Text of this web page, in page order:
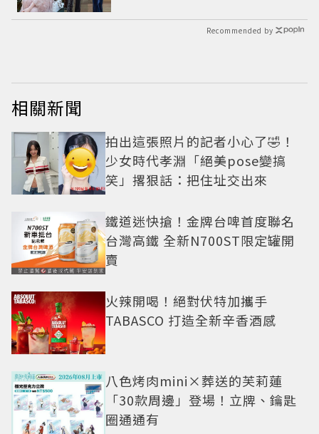
Recommended by
相關新聞
拍出這張照片的記者小心了🤣！
少女時代孝淵「絕美pose變搞
笑」撂狠話：把住址交出來
鐵道迷快搶！金牌台啤首度聯名
台灣高鐵 全新N700ST限定罐開
賣
火辣開喝！絕對伏特加攜手
TABASCO 打造全新辛香酒感
八色烤肉mini×葬送的芙莉蓮
「30款周邊」登場！立牌、鑰匙
圈通通有